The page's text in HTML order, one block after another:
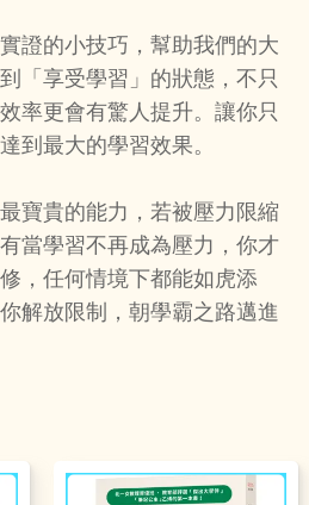
證的小技巧，幫助我們的大
「享受學習」的狀態，不只
率更會有驚人提升。讓你只
到最大的學習效果。
寶貴的能力，若被壓力限縮
當學習不再成為壓力，你才
，任何情境下都能如虎添
解放限制，朝學霸之路邁進